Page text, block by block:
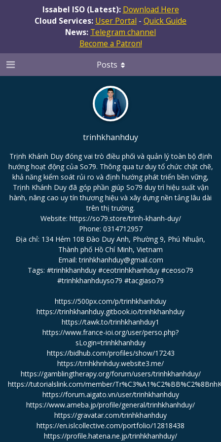
Issabel ISO (Latest): Download Here
Cloud Services: User Portal - Quick Guide
News: Telegram channel
Become a Patron!
trinhkhanhduy
Trịnh Khánh Duy đóng vai trò điều phối và quản lý toàn bộ định
hướng hoạt động của So79. Thông qua tư duy tổ chức chặt chẽ,
khả năng kiểm soát rủi ro và định hướng phát triển bền vững,
Trịnh Khánh Duy đã góp phần giúp So79 duy trì hiệu suất vận
hành, nâng cao uy tín thương hiệu và xây dựng nền tảng lâu dài
trên thị trường.
Website: https://so79.store/trinh-khanh-duy/
Phone: 0314712957
Địa chỉ: 134 Hẻm 108 Đào Duy Anh, Phường 9, Phú Nhuận,
Thành phố Hồ Chí Minh, Vietnam
Email: trinhkhanhduy@gmail.com
Tags: #trinhkhanhduy #ceotrinhkhanhduy #ceoso79
#trinhkhanhduyso79 #tacgiaso79
https://500px.com/p/trinhkhanhduy
https://trinhkhanhduy.gitbook.io/trinhkhanhduy
https://tawk.to/trinhkhanhduy1
https://www.france-ioi.org/user/perso.php?
sLogin=trinhkhanhduy
https://bidhub.com/profiles/show/17243
https://trnhkhnhduy.website3.me/
https://gamblingtherapy.org/forum/users/trinhkhanhduy/
https://tutorialslink.com/member/
https://forum.aigato.vn/user/trinhkhanhduy
https://www.ameba.jp/profile/general/trinhkhanhduy/
https://gravatar.com/trinhkhanhduy
https://en.islcollective.com/portfolio/12818438
https://profile.hatena.ne.jp/trinhkhanhduy/
Posts